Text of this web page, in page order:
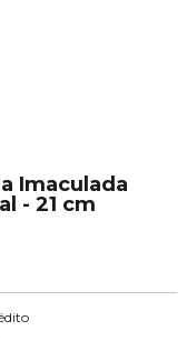
Imaculada
- 21 cm